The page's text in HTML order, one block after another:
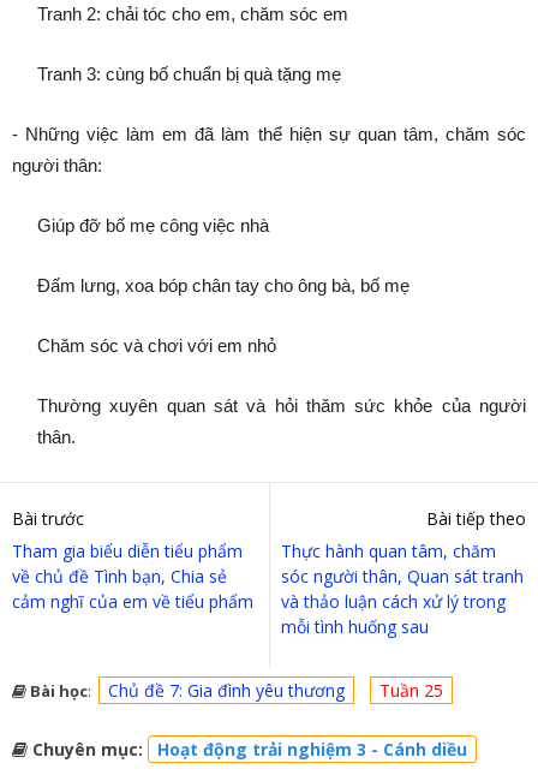
Tranh 2: chải tóc cho em, chăm sóc em
Tranh 3: cùng bố chuẩn bị quà tặng mẹ
- Những việc làm em đã làm thể hiện sự quan tâm, chăm sóc
người thân:
Giúp đỡ bố mẹ công việc nhà
Đấm lưng, xoa bóp chân tay cho ông bà, bố mẹ
Chăm sóc và chơi với em nhỏ
Thường xuyên quan sát và hỏi thăm sức khỏe của người
thân.
Bài trước
Tham gia biểu diễn tiểu phẩm
về chủ đề Tình bạn, Chia sẻ
cảm nghĩ của em về tiểu phẩm
Bài tiếp theo
Thực hành quan tâm, chăm
sóc người thân, Quan sát tranh
và thảo luận cách xử lý trong
mỗi tình huống sau
Bài học: Chủ đề 7: Gia đình yêu thương Tuần 25
Chuyên mục: Hoạt động trải nghiệm 3 - Cánh diều